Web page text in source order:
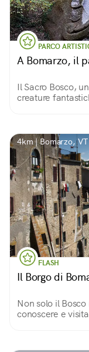
PARCO
A Bomarzo, il
Il Sacro Bosco,
creature
4km | Bomarzo, VT
FLASH
Il Borgo di
Non solo il
conoscere e